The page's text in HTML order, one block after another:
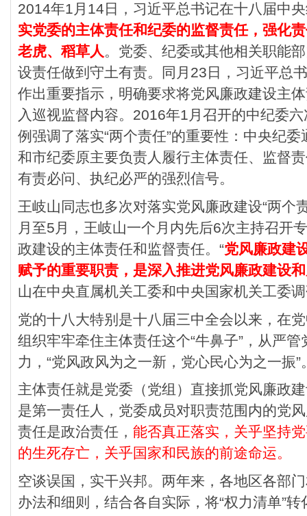
2014年1月14日，习近平总书记在十八届中
实党委的主体责任和纪委的监督责任，强化
老虎、稻草人 。党委、纪委或其他相关职能
设责任做到守土有责。同月23日，习近平总
作出重要指示，明确要求将党风廉政建设主
入巡视监督内容。2016年1月召开的中纪委
例强调了落实“两个责任”的重要性：中央纪
和市纪委原主要负责人履行主体责任、监督
有责必问、执纪必严的强烈信号。
王岐山同志也多次对落实党风廉政建设“两个
月至5月，王岐山一个月内先后6次主持召开
政建设的主体责任和监督责任。“党风廉政建
赋予的重要职责，是深入推进党风廉政建设和
山在中央直属机关工委和中央国家机关工委
党的十八大特别是十八届三中全会以来，在
组织牢牢牵住主体责任这个“牛鼻子”，从严
力，“党风政风为之一新，党心民心为之一振”
主体责任就是党委（党组）直接抓党风廉政
是第一责任人，党委成员对职责范围内的党
责任是政治责任， 能否真正落实，关乎坚持
的生死存亡，关乎国家和民族的前途命运。
空谈误国，实干兴邦。两年来，各地区各部
办法和细则，结合各自实际，将“权力清单”转